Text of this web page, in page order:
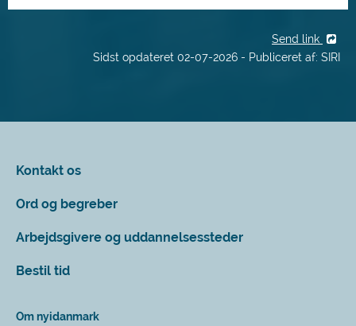
Send link
Sidst opdateret 02-07-2026 - Publiceret af: SIRI
Kontakt os
Ord og begreber
Arbejdsgivere og uddannelsessteder
Bestil tid
Om nyidanmark